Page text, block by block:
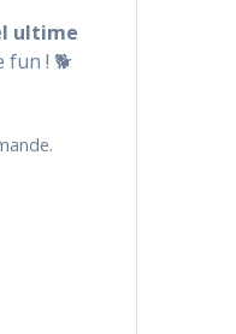
ultime
fun ! 🐕